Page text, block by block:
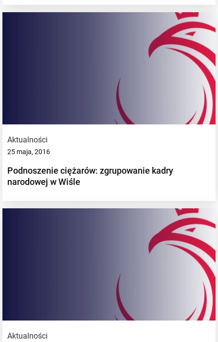
Aktualności
25 maja, 2016
Podnoszenie ciężarów: zgrupowanie kadry
narodowej w Wiśle
Aktualności